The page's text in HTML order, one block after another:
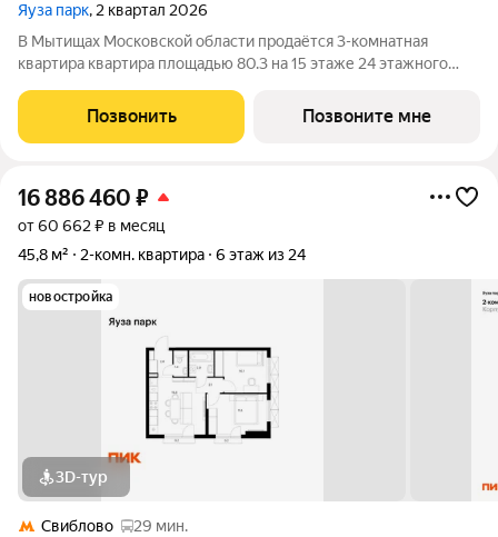
Яуза парк, 2 квартал 2026
В Мытищах Московской области продаётся 3-комнатная
квартира квартира площадью 80.3 на 15 этаже 24 этажного
расположение 5 минут пешком до ж/д станции Мытищи и 20
минут на автомобиле до
Позвонить Позвоните мне
16 886 460 ₽
от 60 662 ₽ в месяц
45,8 м²
2-комн. квартира 6 этаж из 24
новостройка
3D-тур
Свиблово
29 мин.